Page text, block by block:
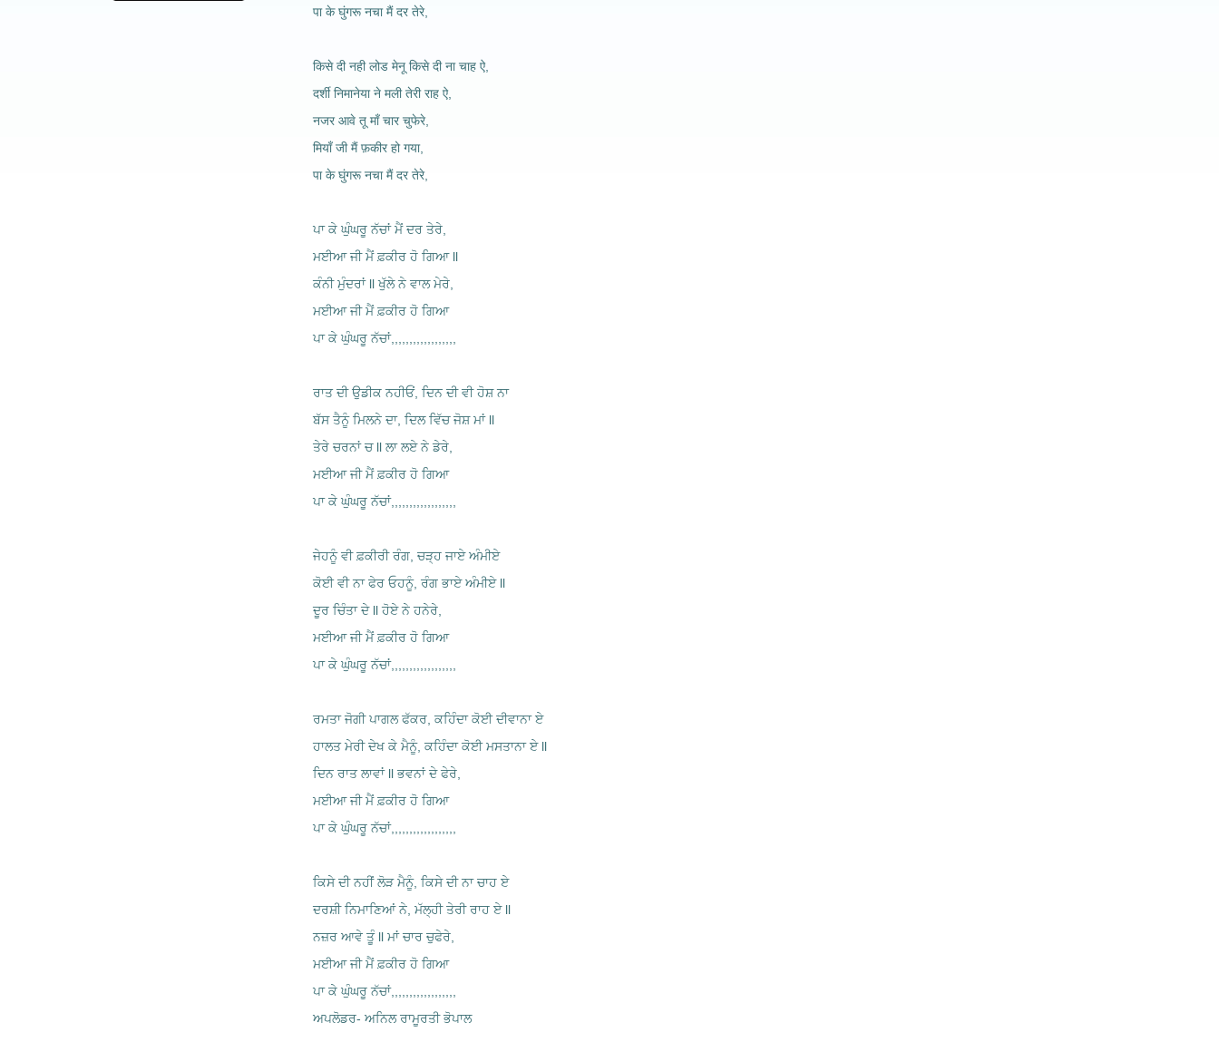
पा के घुंगरू नचा मैं दर तेरे,
किसे दी नही लोड मेनू किसे दी ना चाह ऐ,
दर्शी निमानेया ने मली तेरी राह ऐ,
नजर आवे तू माँ चार चुफेरे,
मियाँ जी मैं फ़कीर हो गया,
पा के घुंगरू नचा मैं दर तेरे,
ਪਾ ਕੇ ਘੁੰਘਰੂ ਨੱਚਾਂ ਮੈਂ ਦਰ ਤੇਰੇ,
ਮਈਆ ਜੀ ਮੈਂ ਫ਼ਕੀਰ ਹੋ ਗਿਆ ll
ਕੰਨੀ ਮੁੰਦਰਾਂ ll ਖੁੱਲੇ ਨੇ ਵਾਲ ਮੇਰੇ,
ਮਈਆ ਜੀ ਮੈਂ ਫ਼ਕੀਰ ਹੋ ਗਿਆ
ਪਾ ਕੇ ਘੁੰਘਰੂ ਨੱਚਾਂ,,,,,,,,,,,,,,,,,,
ਰਾਤ ਦੀ ਉਡੀਕ ਨਹੀਓਂ, ਦਿਨ ਦੀ ਵੀ ਹੋਸ਼ ਨਾ
ਬੱਸ ਤੈਨੂੰ ਮਿਲਨੇ ਦਾ, ਦਿਲ ਵਿੱਚ ਜੋਸ਼ ਮਾਂ ll
ਤੇਰੇ ਚਰਨਾਂ ਚ ll ਲਾ ਲਏ ਨੇ ਡੇਰੇ,
ਮਈਆ ਜੀ ਮੈਂ ਫ਼ਕੀਰ ਹੋ ਗਿਆ
ਪਾ ਕੇ ਘੁੰਘਰੂ ਨੱਚਾਂ,,,,,,,,,,,,,,,,,,
ਜੇਹਨੂੰ ਵੀ ਫ਼ਕੀਰੀ ਰੰਗ, ਚੜ੍ਹ ਜਾਏ ਅੰਮੀਏ
ਕੋਈ ਵੀ ਨਾ ਫੇਰ ਓਹਨੂੰ, ਰੰਗ ਭਾਏ ਅੰਮੀਏ ll
ਦੂਰ ਚਿੰਤਾ ਦੇ ll ਹੋਏ ਨੇ ਹਨੇਰੇ,
ਮਈਆ ਜੀ ਮੈਂ ਫ਼ਕੀਰ ਹੋ ਗਿਆ
ਪਾ ਕੇ ਘੁੰਘਰੂ ਨੱਚਾਂ,,,,,,,,,,,,,,,,,,
ਰਮਤਾ ਜੋਗੀ ਪਾਗਲ ਫੱਕਰ, ਕਹਿੰਦਾ ਕੋਈ ਦੀਵਾਨਾ ਏ
ਹਾਲਤ ਮੇਰੀ ਦੇਖ ਕੇ ਮੈਨੂੰ, ਕਹਿੰਦਾ ਕੋਈ ਮਸਤਾਨਾ ਏ ll
ਦਿਨ ਰਾਤ ਲਾਵਾਂ ll ਭਵਨਾਂ ਦੇ ਫੇਰੇ,
ਮਈਆ ਜੀ ਮੈਂ ਫ਼ਕੀਰ ਹੋ ਗਿਆ
ਪਾ ਕੇ ਘੁੰਘਰੂ ਨੱਚਾਂ,,,,,,,,,,,,,,,,,,
ਕਿਸੇ ਦੀ ਨਹੀਂ ਲੋੜ ਮੈਨੂੰ, ਕਿਸੇ ਦੀ ਨਾ ਚਾਹ ਏ
ਦਰਸ਼ੀ ਨਿਮਾਣਿਆਂ ਨੇ, ਮੱਲ੍ਹੀ ਤੇਰੀ ਰਾਹ ਏ ll
ਨਜ਼ਰ ਆਵੇ ਤੂੰ ll ਮਾਂ ਚਾਰ ਚੁਫੇਰੇ,
ਮਈਆ ਜੀ ਮੈਂ ਫ਼ਕੀਰ ਹੋ ਗਿਆ
ਪਾ ਕੇ ਘੁੰਘਰੂ ਨੱਚਾਂ,,,,,,,,,,,,,,,,,,
ਅਪਲੋਡਰ- ਅਨਿਲ ਰਾਮੂਰਤੀ ਭੋਪਾਲ